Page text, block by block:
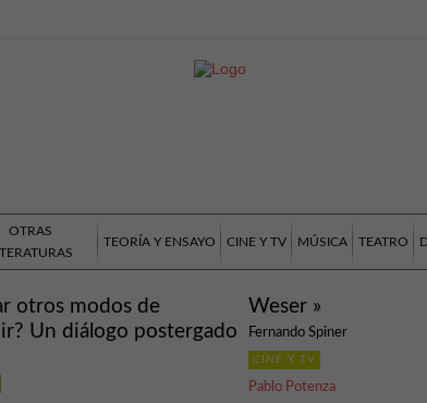
OTRAS
TEORÍA Y ENSAYO CINE Y TV MÚSICA TEATRO
otros modos de
Un diálogo postergado
Weser »
Fernando Spiner
CINE Y TV
Pablo Potenza